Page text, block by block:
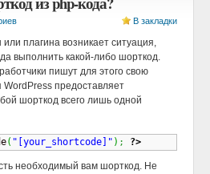
В закладки
плагина возникает ситуация,
выполнить какой-либо шорткод.
пишут для этого свою
предоставляет
шорткод всего лишь одной
( "[your_shortcode]" ) ; ?>
необходимый вам шорткод. Не